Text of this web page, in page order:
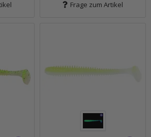
Frage zum Artikel